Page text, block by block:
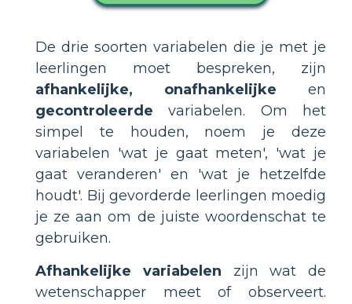
De drie soorten variabelen die je met je
leerlingen moet bespreken, zijn
afhankelijke, onafhankelijke en
gecontroleerde variabelen. Om het
simpel te houden, noem je deze
variabelen 'wat je gaat meten', 'wat je
gaat veranderen' en 'wat je hetzelfde
houdt'. Bij gevorderde leerlingen moedig
je ze aan om de juiste woordenschat te
gebruiken.
Afhankelijke variabelen zijn wat de
wetenschapper meet of observeert.